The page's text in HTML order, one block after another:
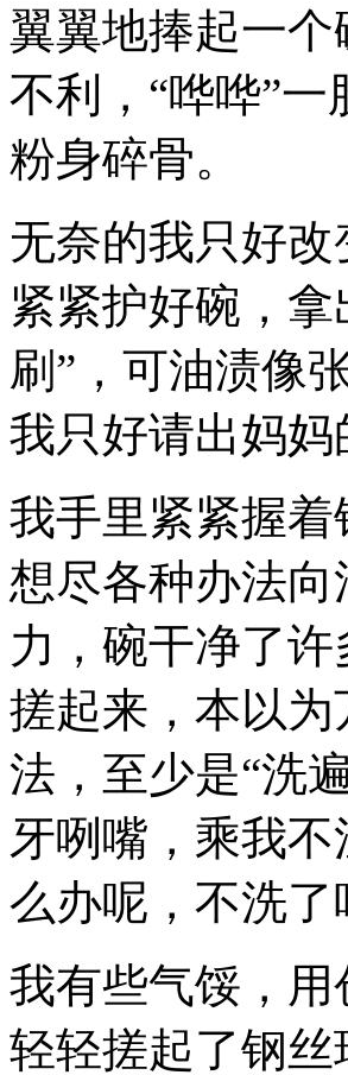
翼翼地捧起一个
不利，“哗哗”
粉身碎骨。
无奈的我只好
紧紧护好碗，
刷”，可油渍像
我只好请出妈妈
我手里紧紧握着
想尽各种办法
力，碗干净了
搓起来，本以
法，至少是“洗
牙咧嘴，乘我
么办呢，不洗
我有些气馁，
轻轻搓起了钢